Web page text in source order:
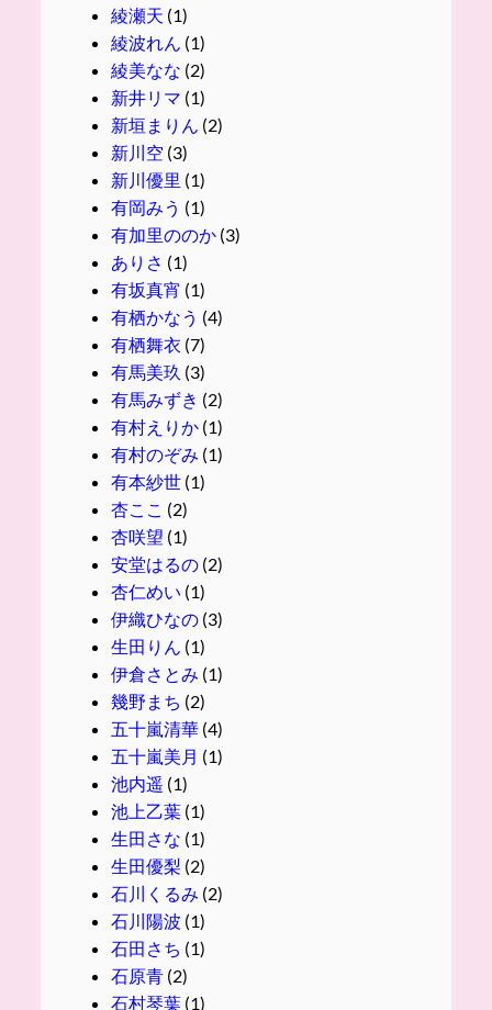
綾瀬天 (1)
綾波れん (1)
綾美なな (2)
新井リマ (1)
新垣まりん (2)
新川空 (3)
新川優里 (1)
有岡みう (1)
有加里ののか(3)
ありさ (1)
有坂真宵 (1)
有栖かなう (4)
有栖舞衣 (7)
有馬美玖 (3)
有馬みずき (2)
有村えりか(1)
有村のぞみ (1)
有本紗世(1)
杏ここ (2)
杏咲望 (1)
安堂はるの(2)
杏仁めい (1)
伊織ひなの(3)
生田りん (1)
伊倉さとみ (1)
幾野まち (2)
五十嵐清華(4)
五十嵐美月 (1)
池内遥 (1)
池上乙葉(1)
生田さな (1)
生田優梨 (2)
石川くるみ (2)
石川陽波 (1)
石田さち (1)
石原青(2)
石村琴葉(1)